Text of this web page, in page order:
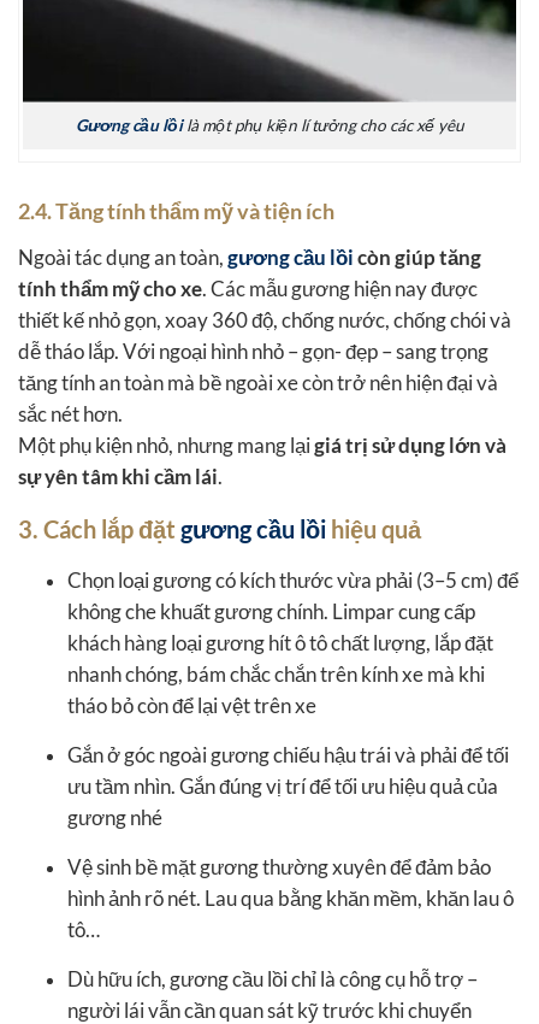
Gương cầu lồilà một phụ kiện lí tưởng cho các xế yêu
2.4. Tăng tính thẩm mỹ và tiện ích
Ngoài tác dụng an toàn, gương cầu lồi còn giúp tăng
tính thẩm mỹ cho xe. Các mẫu gương hiện nay được
thiết kế nhỏ gọn, xoay 360 độ, chống nước, chống chói và
dễ tháo lắp. Với ngoại hình nhỏ – gọn- đẹp – sang trọng
tăng tính an toàn mà bề ngoài xe còn trở nên hiện đại và
sắc nét hơn.
Một phụ kiện nhỏ, nhưng mang lạigiá trị sử dụng lớn và
sự yên tâm khi cầm lái.
3. Cách lắp đặt gương cầu lồi hiệu quả
Chọn loại gương có kích thước vừa phải (3–5 cm) để
không che khuất gương chính. Limpar cung cấp
khách hàng loại gương hít ô tô chất lượng, lắp đặt
nhanh chóng, bám chắc chắn trên kính xe mà khi
tháo bỏ còn để lại vệt trên xe
Gắn ở góc ngoài gương chiếu hậu trái và phải để tối
ưu tầm nhìn. Gắn đúng vị trí để tối ưu hiệu quả của
gương nhé
Vệ sinh bề mặt gương thường xuyên để đảm bảo
hình ảnh rõ nét. Lau qua bằng khăn mềm, khăn lau ô
tô…
Dù hữu ích, gương cầu lồi chỉ là công cụ hỗ trợ –
người lái vẫn cần quan sát kỹ trước khi chuyển